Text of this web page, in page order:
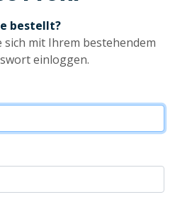
bestellt?
sich mit Ihrem bestehendem
einloggen.